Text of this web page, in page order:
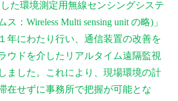
た環境測定用無線センシングシステ
ス：Wireless Multi sensing unit の略)」
年にわたり行い、通信装置の改善を
ウドを介したリアルタイム遠隔監視
ました。これにより、現場環境の計
在せずに事務所で把握が可能とな